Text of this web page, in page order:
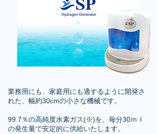
業務用にも、家庭用にも適するように開発さ
れた、幅約30cm​の小さな機械です。
99.7％の高純度水素ガス(※)を、毎分30ｍｌ
の発生量で安定的に供給いたします。